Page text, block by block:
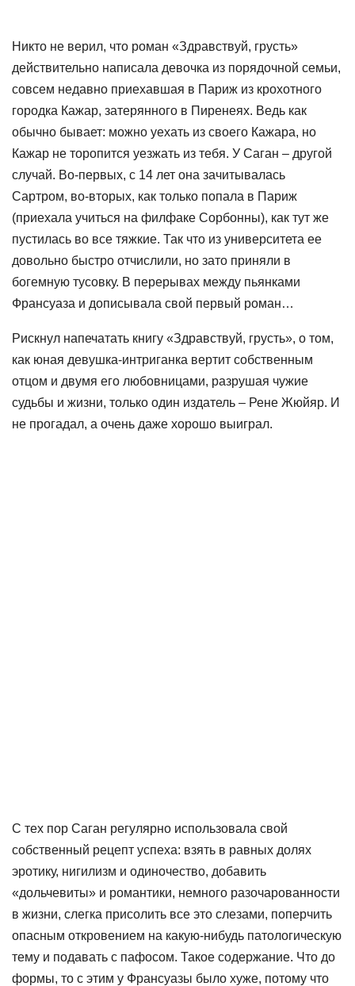
Никто не верил, что роман «Здравствуй, грусть»
действительно написала девочка из порядочной семьи,
совсем недавно приехавшая в Париж из крохотного
городка Кажар, затерянного в Пиренеях. Ведь как
обычно бывает: можно уехать из своего Кажара, но
Кажар не торопится уезжать из тебя. У Саган – другой
случай. Во-первых, с 14 лет она зачитывалась
Сартром, во-вторых, как только попала в Париж
(приехала учиться на филфаке Сорбонны), как тут же
пустилась во все тяжкие. Так что из университета ее
довольно быстро отчислили, но зато приняли в
богемную тусовку. В перерывах между пьянками
Франсуаза и дописывала свой первый роман…
Рискнул напечатать книгу «Здравствуй, грусть», о том,
как юная девушка-интриганка вертит собственным
отцом и двумя его любовницами, разрушая чужие
судьбы и жизни, только один издатель – Рене Жюйяр. И
не прогадал, а очень даже хорошо выиграл.
С тех пор Саган регулярно использовала свой
собственный рецепт успеха: взять в равных долях
эротику, нигилизм и одиночество, добавить
«дольчевиты» и романтики, немного разочарованности
в жизни, слегка присолить все это слезами, поперчить
опасным откровением на какую-нибудь патологическую
тему и подавать с пафосом. Такое содержание. Что до
формы, то с этим у Франсуазы было хуже, потому что